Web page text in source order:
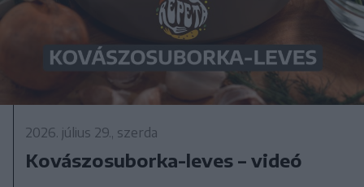
2026. július 29., szerda
Kovászosuborka-leves – videó